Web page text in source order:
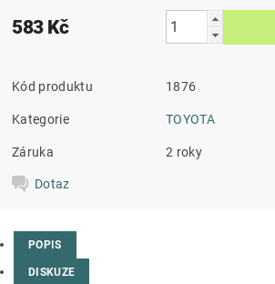
583 Kč
Kód produktu 1876
Kategorie TOYOTA
Záruka 2 roky
Dotaz
POPIS
DISKUZE